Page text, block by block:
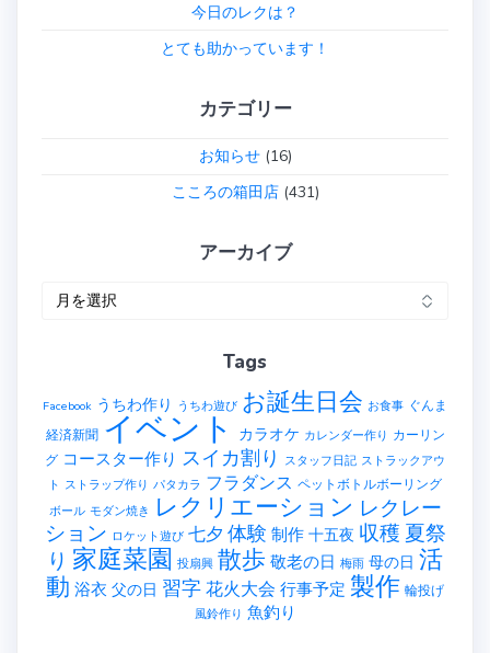
今日のレクは？
とても助かっています！
カテゴリー
お知らせ(16)
こころの箱田店(431)
アーカイブ
イ
Tags
Facebook うちわ作り うちわ遊び お誕生日会 お食事 ぐんま
経済新聞 イベント カラオケ カレンダー作り カーリン
グ コースター作り スイカ割り スタッフ日記 ストラックアウ
ト ストラップ作り パタカラ フラダンス ペットボトルボーリング
ボール モダン焼き レクリエーション レクレー
ション ロケット遊び 七夕 体験 制作 十五夜 収穫 夏祭
り 家庭菜園 投扇興 散歩敬老の日 梅雨 母の日 活
動 浴衣 父の日 習字花火大会 行事予定 製作 輪投げ
風鈴作り 魚釣り